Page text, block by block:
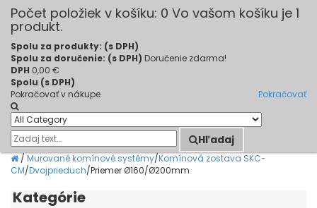
Počet položiek v košíku: 0 Vo vašom košíku je 1
produkt.
Spolu za produkty: (s DPH)
Spolu za doručenie: (s DPH) Doručenie zdarma!
DPH 0,00 €
Spolu (s DPH)
Pokračovať v nákupe
Pokračovať
Hľadaj
/ Murované komínové systémy/Komínová zostava SKC-
CM/Dvojprieduch/Priemer Ø160/Ø200mm
Kategórie